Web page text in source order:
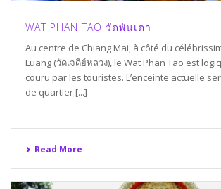
WAT PHAN TAO วัดพันเตา
Au centre de Chiang Mai, à côté du
Luang (วัดเจดีย์หลวง), le Wat Phan Tao est
couru par les touristes. L’enceinte actuelle
de quartier [...]
Read More